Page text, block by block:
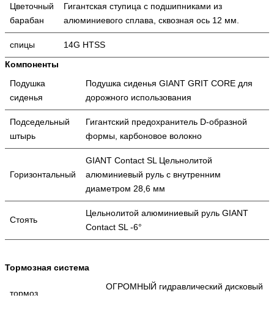
Цветочный
барабан
Гигантская ступица с подшипниками из
алюминиевого сплава, сквозная ось 12 мм.
спицы
14G HTSS
Компоненты
Подушка
сиденья
Подушка сиденья GIANT GRIT CORE для
дорожного использования
Подседельный
штырь
Гигантский предохранитель D-образной
формы, карбоновое волокно
Горизонтальный
GIANT Contact SL Цельнолитой
алюминиевый руль с внутренним
диаметром 28,6 мм
Стоять
Цельнолитой алюминиевый руль GIANT
Contact SL -6°
Тормозная система
тормоз
ОГРОМНЫЙ гидравлический дисковый